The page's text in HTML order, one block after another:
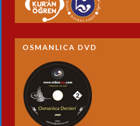
OSMANLICA DVD